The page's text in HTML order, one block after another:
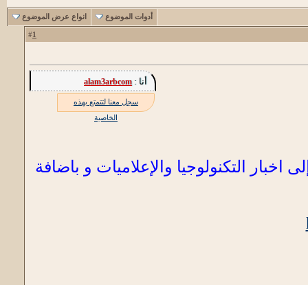
أدوات الموضوع انواع عرض الموضوع
1
أنا :alam3arbcom
سجل معنا لتتمتع بهذه
الخاصية
التكنولوجيا والإعلاميات و باضافة